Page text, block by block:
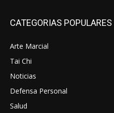
CATEGORIAS POPULARES
Arte Marcial
Tai Chi
Noticias
Defensa Personal
Salud